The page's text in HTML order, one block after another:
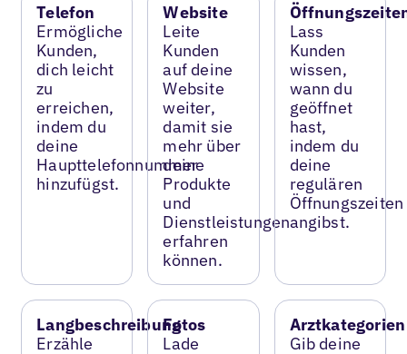
Telefon
Ermögliche
Kunden,
dich leicht
zu
erreichen,
indem du
deine
Haupttelefonnummer
hinzufügst.
Website
Leite
Kunden
auf deine
Website
weiter,
damit sie
mehr über
deine
Produkte
und
Dienstleistungen
erfahren
können.
Lass
Kunden
wissen,
wann du
geöffnet
hast,
indem du
deine
regulären
Öffnungszeiten
angibst.
Langbeschreibung
Erzähle
Fotos
Lade
Arztkategorien
Gib deine